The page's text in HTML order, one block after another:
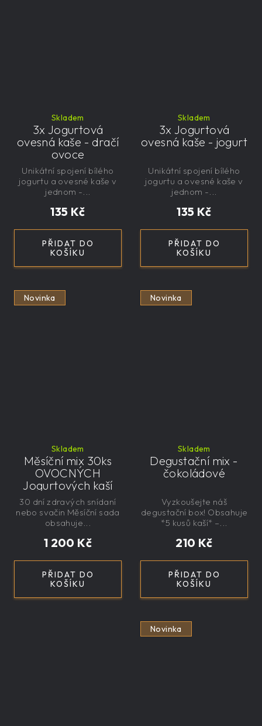
Skladem
3x Jogurtová
ovesná kaše - dračí
ovoce
135 Kč
PŘIDAT DO
KOŠÍKU
Unikátní spojení bílého
jogurtu a ovesné kaše v
jednom -...
Skladem
3x Jogurtová
ovesná kaše - jogurt
135 Kč
PŘIDAT DO
KOŠÍKU
Unikátní spojení bílého
jogurtu a ovesné kaše v
jednom -...
Novinka
Skladem
Měsíční mix 30ks
OVOCNÝCH
Jogurtových kaší
1 200 Kč
PŘIDAT DO
KOŠÍKU
30 dní zdravých snídaní
nebo svačin Měsíční sada
obsahuje...
Novinka
Skladem
Degustační mix -
čokoládové
210 Kč
PŘIDAT DO
KOŠÍKU
Vyzkoušejte náš
degustační box! Obsahuje
*5 kusů kaší* –...
Novinka